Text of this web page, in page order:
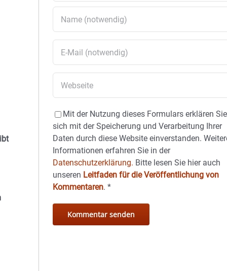
Mit der Nutzung dieses Formulars erklären Sie
sich mit der Speicherung und Verarbeitung Ihrer
Daten durch diese Website einverstanden.
Informationen erfahren Sie in der
Datenschutzerklärung. Bitte lesen Sie hier auch
unseren Leitfaden für die Veröffentlichung von
Kommentaren.*